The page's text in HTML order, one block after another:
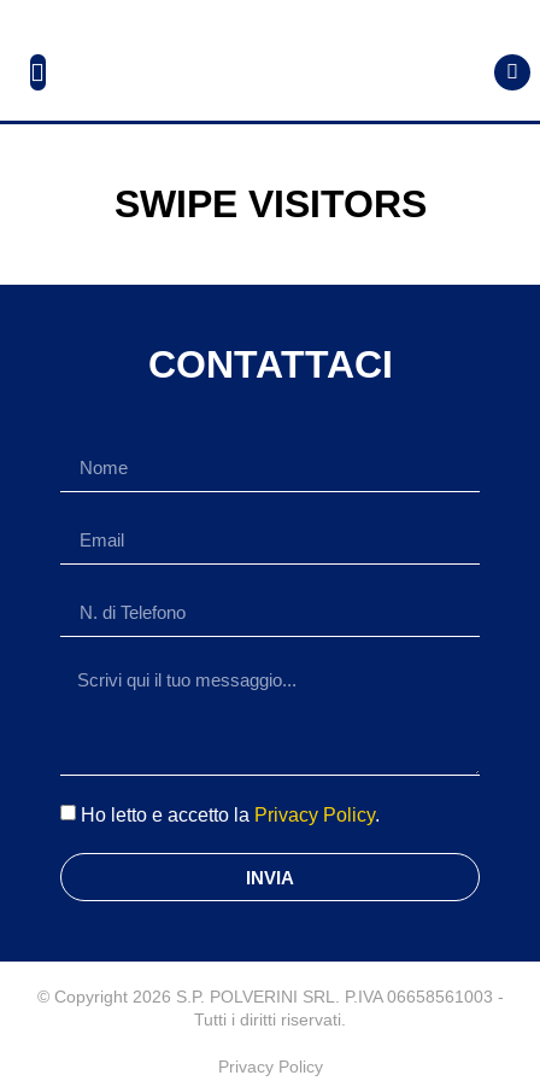
SWIPE VISITORS
CONTATTACI
Ho letto e accetto la Privacy Policy.
INVIA
© Copyright 2026 S.P. POLVERINI SRL. P.IVA 06658561003 -
Tutti i diritti riservati.
Privacy Policy